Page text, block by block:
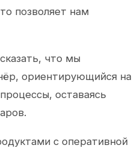
позволяет нам
что мы
ориентирующийся на
оставаясь
с оперативной